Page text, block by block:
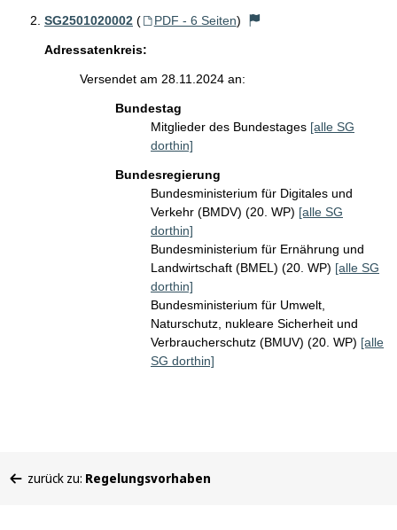
SG2501020002 ( PDF - 6 Seiten)
Adressatenkreis:
Versendet am 28.11.2024 an:
Bundestag
Mitglieder des Bundestages [alle SG
dorthin]
Bundesregierung
Bundesministerium für Digitales und
Verkehr (BMDV) (20. WP) [alle SG
dorthin]
Bundesministerium für Ernährung und
Landwirtschaft (BMEL) (20. WP) [alle SG
dorthin]
Bundesministerium für Umwelt,
Naturschutz, nukleare Sicherheit und
Verbraucherschutz (BMUV) (20. WP) [alle
SG dorthin]
befinden
zurück zu: Regelungsvorhaben